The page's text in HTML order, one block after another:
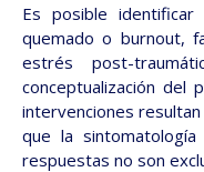
Es posible
quemado o burnout,
estrés post-
conceptualización del
intervenciones
que la
respuestas no son